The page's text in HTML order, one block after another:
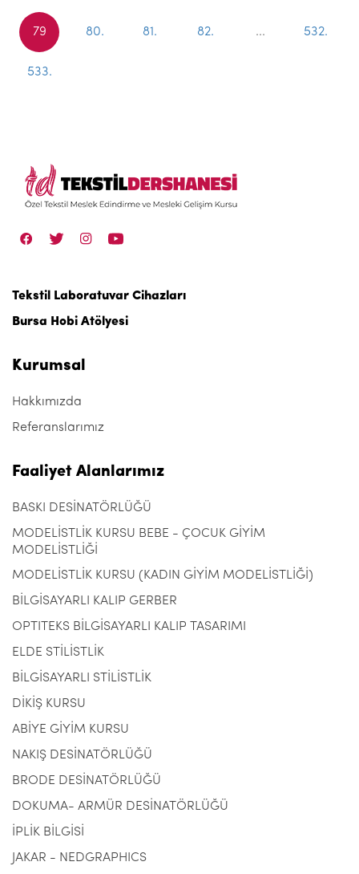
79 80. 81. 82. ... 532.
533.
Tekstil Laboratuvar Cihazları
Bursa Hobi Atölyesi
Kurumsal
Hakkımızda
Referanslarımız
Faaliyet Alanlarımız
BASKI DESİNATÖRLÜĞÜ
MODELİSTLİK KURSU BEBE - ÇOCUK GİYİM
MODELİSTLİĞİ
MODELİSTLİK KURSU (KADIN GİYİM MODELİSTLİĞİ)
BİLGİSAYARLI KALIP GERBER
OPTITEKS BİLGİSAYARLI KALIP TASARIMI
ELDE STİLİSTLİK
BİLGİSAYARLI STİLİSTLİK
DİKİŞ KURSU
ABİYE GİYİM KURSU
NAKIŞ DESİNATÖRLÜĞÜ
BRODE DESİNATÖRLÜĞÜ
DOKUMA- ARMÜR DESİNATÖRLÜĞÜ
İPLİK BİLGİSİ
JAKAR - NEDGRAPHICS